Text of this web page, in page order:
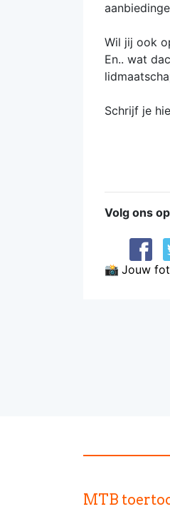
Wil jij ook
En.. wat
Schrijf je
Volg ons
📸 Jouw
MTB